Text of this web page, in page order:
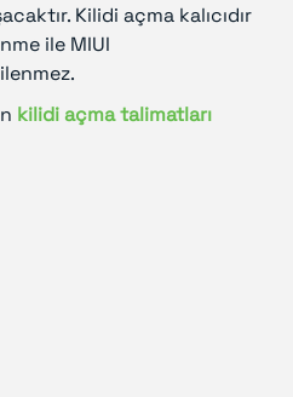
Kilidi açma kalıcıdır
ile MIUI
kilidi açma talimatları